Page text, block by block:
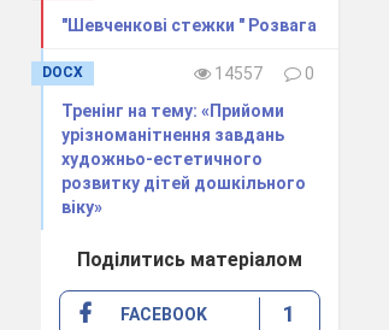
"Шевченкові стежки " Розвага
DOCX 14557
0
Тренінг на тему: «Прийоми
урізноманітнення завдань
художньо-естетичного
розвитку дітей дошкільного
віку»
Поділитись матеріалом
FACEBOOK 1